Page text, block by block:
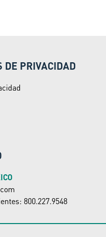
DE PRIVACIDAD
800.227.9548